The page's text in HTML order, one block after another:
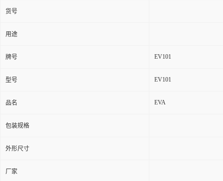
货号
用途
牌号 EV101
型号 EV101
品名 EVA
包装规格
外形尺寸
厂家